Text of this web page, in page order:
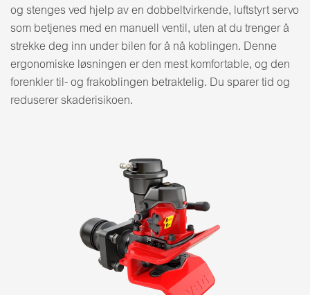
og stenges ved hjelp av en dobbeltvirkende, luftstyrt servo
som betjenes med en manuell ventil, uten at du trenger å
strekke deg inn under bilen for å nå koblingen. Denne
ergonomiske løsningen er den mest komfortable, og den
forenkler til- og frakoblingen betraktelig. Du sparer tid og
reduserer skaderisikoen.